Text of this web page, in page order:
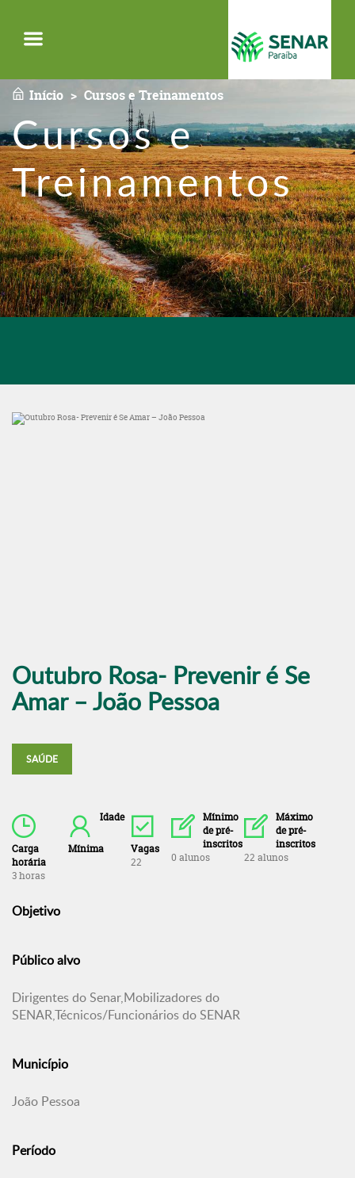
Início Cursos e Treinamentos
Cursos e
Treinamentos
Outubro Rosa- Prevenir é Se
Amar – João Pessoa
SAÚDE
Carga
horária
3 horas
Idade
Mínima
Vagas
22
Mínimo
de pré-
inscritos
0 alunos
Máximo
de pré-
inscritos
22 alunos
Objetivo
Público alvo
Dirigentes do Senar,Mobilizadores do
SENAR,Técnicos/Funcionários do SENAR
Município
João Pessoa
Período